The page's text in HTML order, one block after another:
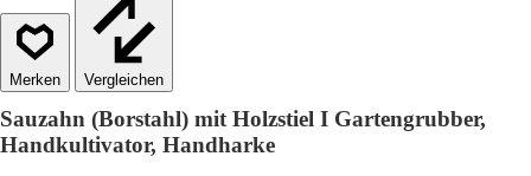
Vergleichen
Sauzahn (Borstahl) mit Holzstiel I Gartengrubber,
Handkultivator, Handharke